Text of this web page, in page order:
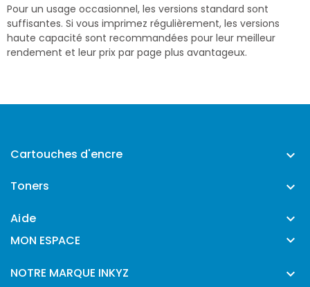
Pour un usage occasionnel, les versions standard sont
suffisantes. Si vous imprimez régulièrement, les versions
haute capacité sont recommandées pour leur meilleur
rendement et leur prix par page plus avantageux.
Cartouches d'encre 
Toners 
Aide 
MON ESPACE 
NOTRE MARQUE INKYZ 